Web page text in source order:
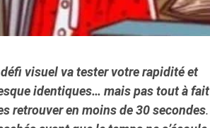
défi visuel va tester votre rapidité et
identiques… mais pas tout à fait
retrouveren moins de 30 secondes.